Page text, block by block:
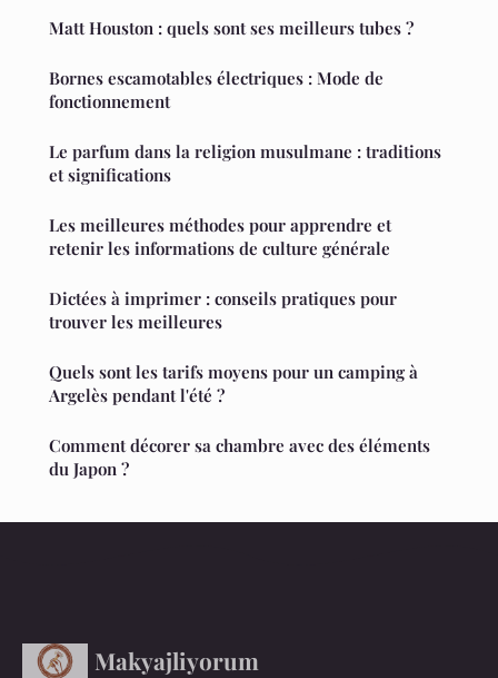
Matt Houston : quels sont ses meilleurs tubes ?
Bornes escamotables électriques : Mode de
fonctionnement
Le parfum dans la religion musulmane : traditions
et significations
Les meilleures méthodes pour apprendre et
retenir les informations de culture générale
Dictées à imprimer : conseils pratiques pour
trouver les meilleures
Quels sont les tarifs moyens pour un camping à
Argelès pendant l'été ?
Comment décorer sa chambre avec des éléments
du Japon ?
Makyajliyorum